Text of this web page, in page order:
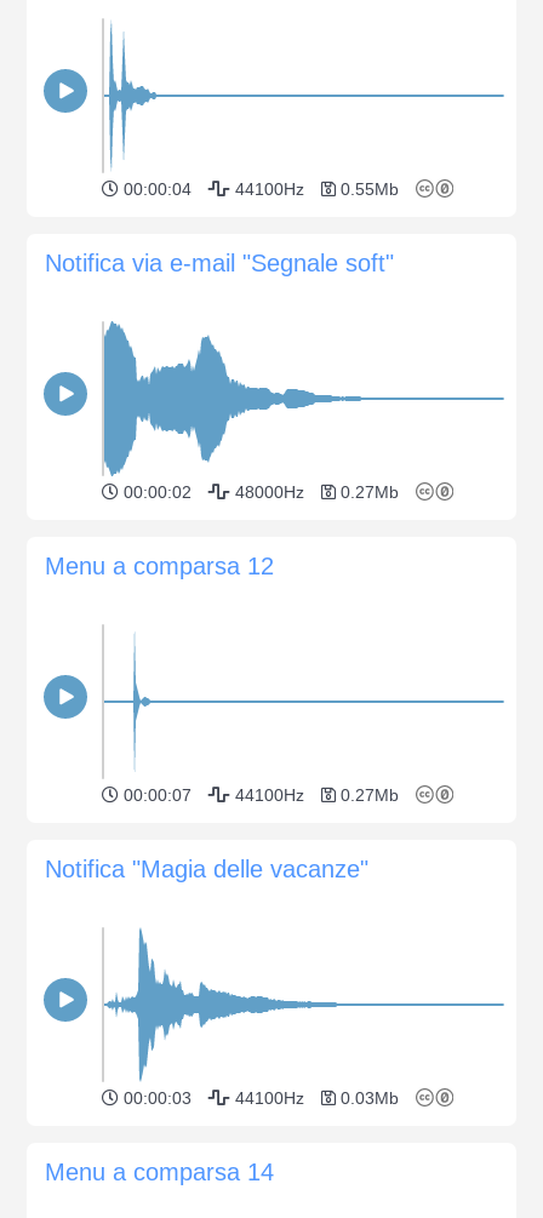
00:00:04 44100Hz 0.55Mb
Notifica via e-mail "Segnale soft"
00:00:02 48000Hz 0.27Mb
Menu a comparsa 12
00:00:07 44100Hz 0.27Mb
Notifica "Magia delle vacanze"
00:00:03 44100Hz 0.03Mb
Menu a comparsa 14